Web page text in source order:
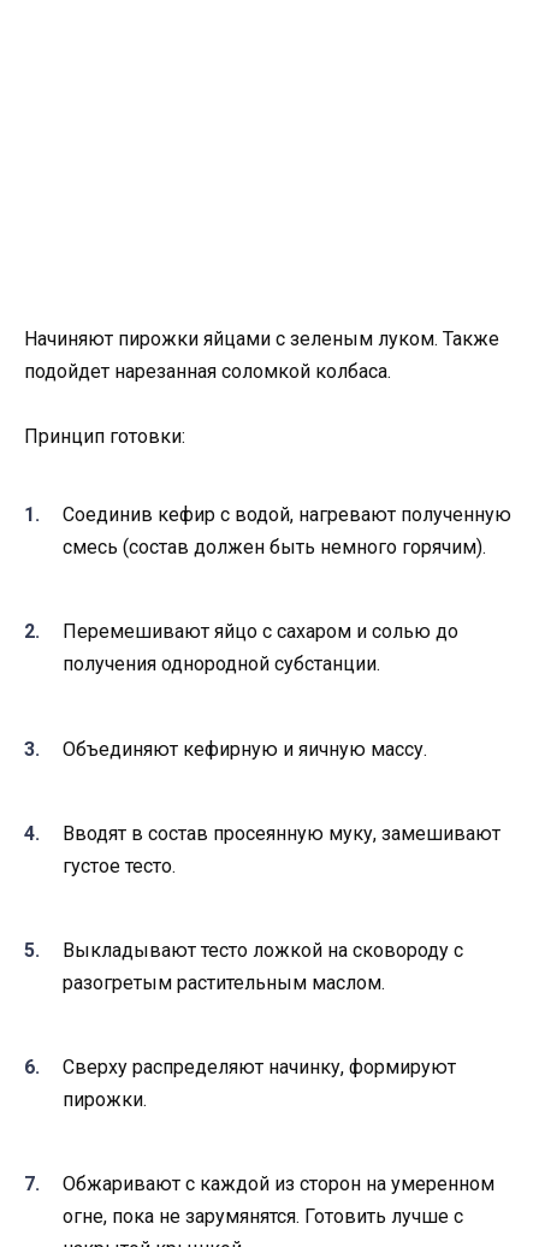
Начиняют пирожки яйцами с зеленым луком. Также
подойдет нарезанная соломкой колбаса.
Принцип готовки:
Соединив кефир с водой, нагревают полученную
смесь (состав должен быть немного горячим).
Перемешивают яйцо с сахаром и солью до
получения однородной субстанции.
Объединяют кефирную и яичную массу.
Вводят в состав просеянную муку, замешивают
густое тесто.
Выкладывают тесто ложкой на сковороду с
разогретым растительным маслом.
Сверху распределяют начинку, формируют
пирожки.
Обжаривают с каждой из сторон на умеренном
огне, пока не зарумянятся. Готовить лучше с